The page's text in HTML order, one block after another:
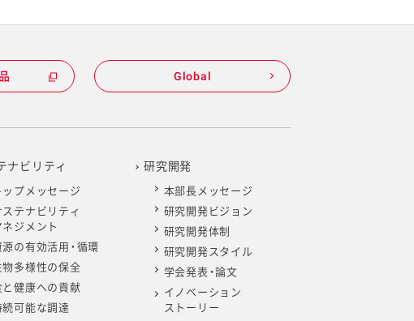
Global
ナビリティ
ップメッセージ
ステナビリティ
ネジメント
源の有効活用・循環
物多様性の保全
と健康への貢献
続可能な調達
研究開発
本部長メッセージ
研究開発ビジョン
研究開発体制
研究開発スタイル
学会発表・論文
イノベーション
ストーリー